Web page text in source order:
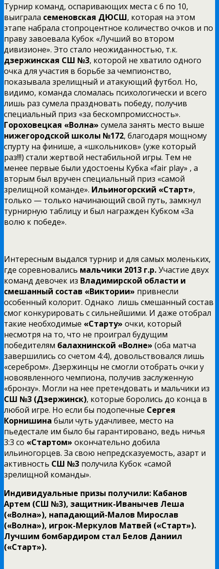
Турнир команд, оспаривающих места с 6 по 10,
выиграла семеновская ДЮСШ, которая на этом
этапе набрала стопроцентное количество очков и по
праву завоевала Кубок «Лучший во втором
дивизионе». Это стало неожиданностью, т.к.
дзержинская СШ №3, которой не хватило одного
очка для участия в борьбе за чемпионство,
показывала зрелищный и атакующий футбол. Но,
видимо, команда сломалась психологически и всего
лишь раз сумела праздновать победу, получив
специальный приз «за бескомпромиссность».
Гороховецкая «Волна» сумела занять место выше
нижегородской школы №172, благодаря мощному
спурту на финише, а «школьников» (уже который
раз!!!) стали жертвой нестабильной игры. Тем не
менее первые были удостоены Кубка «fair play» , а
вторым был вручен специальный приз «самой
зрелищной команде». Ильиногорский «Старт»,
только — только начинающий свой путь, замкнул
турнирную таблицу и был награжден Кубком «За
волю к победе».
Интересным выдался турнир и для самых моленьких,
где соревновались мальчики 2013 г.р.Участие двух
команд девочек из Владимирской области и
смешанный состав «Виктории» привнесли
особенный колорит. Однако лишь смешанный состав
смог конкурировать с сильнейшими. И даже отобрал
такие необходимые «Старту» очки, который
несмотря на то, что не проиграл будущим
победителям балахнинской «Волне» (оба матча
завершились со счетом 4:4), довольствовался лишь
«серебром». Дзержинцы не смогли отобрать очки у
новоявленного чемпиона, получив заслуженную
«бронзу». Могли на нее претендовать и мальчики из
СШ №3 (Дзержинск), которые боролись до конца в
любой игре. Но если бы подопечные Сергея
Корнишина были чуть удачливее, место на
пьедестале им было бы гарантировано, ведь ничья
3:3 со «Стартом» окончательно добила
ильиногорцев. За свою непредсказуемость, азарт и
активность СШ №3 получила Кубок «самой
зрелищной команды».
Индивидуальные призы получили: Кабанов
Артем (СШ №3), защитник-Иванычев Леша
(«Волна»), нападающий-Малов Мирослав
(«Волна»), игрок-Меркулов Матвей («Старт»).
Лучшим бомбардиром стал Белов Даниил
(«Старт»).